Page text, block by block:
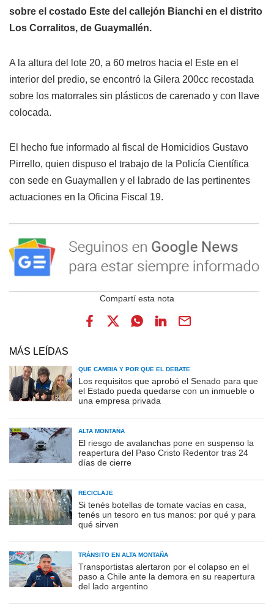
sobre el costado Este del callejón Bianchi en el distrito
Los Corralitos, de Guaymallén.
A la altura del lote 20, a 60 metros hacia el Este en el
interior del predio, se encontró la Gilera 200cc recostada
sobre los matorrales sin plásticos de carenado y con llave
colocada.
El hecho fue informado al fiscal de Homicidios Gustavo
Pirrello, quien dispuso el trabajo de la Policía Científica
con sede en Guaymallen y el labrado de las pertinentes
actuaciones en la Oficina Fiscal 19.
MÁS LEÍDAS
QUÉ CAMBIA Y POR QUÉ EL DEBATE
Los requisitos que aprobó el Senado para que
el Estado pueda quedarse con un inmueble o
una empresa privada
ALTA MONTAÑA
El riesgo de avalanchas pone en suspenso la
reapertura del Paso Cristo Redentor tras 24
días de cierre
RECICLAJE
Si tenés botellas de tomate vacías en casa,
tenés un tesoro en tus manos: por qué y para
qué sirven
TRÁNSITO EN ALTA MONTAÑA
Transportistas alertaron por el colapso en el
paso a Chile ante la demora en su reapertura
del lado argentino